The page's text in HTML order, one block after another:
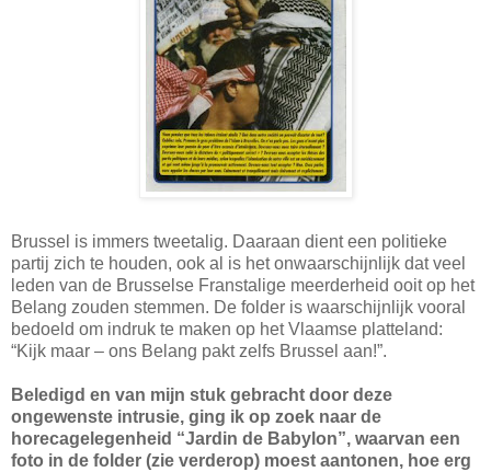
Brussel is immers tweetalig. Daaraan dient een politieke
partij zich te houden, ook al is het onwaarschijnlijk dat veel
leden van de Brusselse Franstalige meerderheid ooit op het
Belang zouden stemmen. De folder is waarschijnlijk vooral
bedoeld om indruk te maken op het Vlaamse platteland:
“Kijk maar – ons Belang pakt zelfs Brussel aan!”.
Beledigd en van mijn stuk gebracht door deze
ongewenste intrusie, ging ik op zoek naar de
horecagelegenheid “Jardin de Babylon”, waarvan een
foto in de folder (zie verderop) moest aantonen, hoe erg